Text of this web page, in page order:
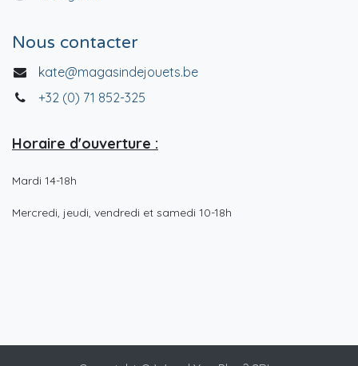
Nous contacter
kate@magasindejouets.be
+32 (0) 71 852-325
Horaire d'ouverture :
Mardi 14-18h
Mercredi, jeudi, vendredi et samedi 10-18h